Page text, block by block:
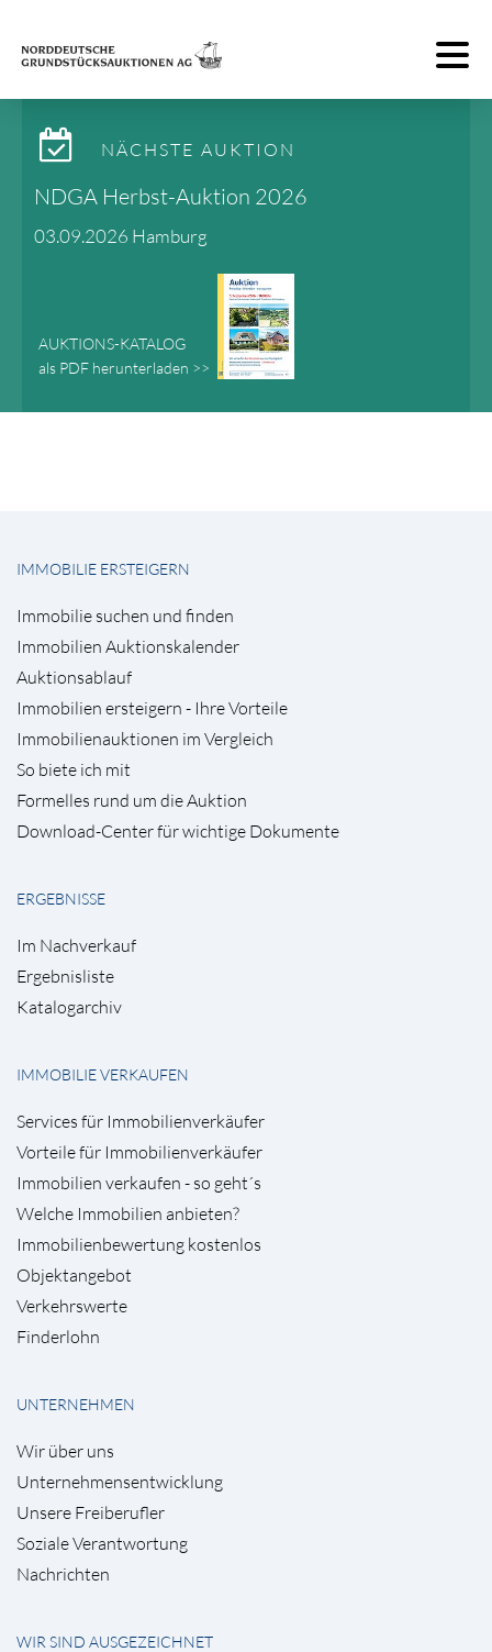
Toggle
NÄCHSTE AUKTION
NDGA Herbst-Auktion 2026
03.09.2026 Hamburg
AUKTIONS-KATALOG
als PDF herunterladen >>
IMMOBILIE ERSTEIGERN
Immobilie suchen und finden
Immobilien Auktionskalender
Auktionsablauf
Immobilien ersteigern - Ihre Vorteile
Immobilienauktionen im Vergleich
So biete ich mit
Formelles rund um die Auktion
Download-Center für wichtige Dokumente
ERGEBNISSE
Im Nachverkauf
Ergebnisliste
Katalogarchiv
IMMOBILIE VERKAUFEN
Services für Immobilienverkäufer
Vorteile für Immobilienverkäufer
Immobilien verkaufen - so geht´s
Welche Immobilien anbieten?
Immobilienbewertung kostenlos
Objektangebot
Verkehrswerte
Finderlohn
UNTERNEHMEN
Wir über uns
Unternehmensentwicklung
Unsere Freiberufler
Soziale Verantwortung
Nachrichten
WIR SIND AUSGEZEICHNET